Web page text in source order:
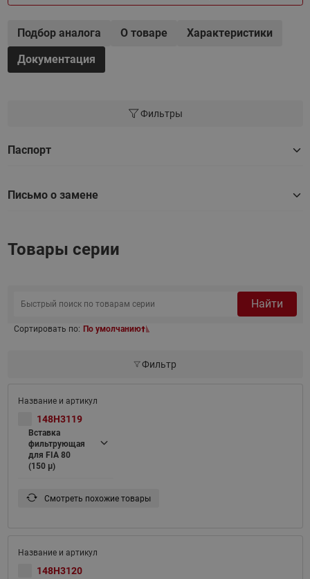
Подбор аналога О товаре
Характеристики
Документация
Фильтры
Паспорт
Письмо о замене
Товары серии
Найти
Сортировать по: По умолчанию
Фильтр
148H3119
Вставка
фильтрующая
для FIA 80
(150 μ)
Смотреть похожие товары
148H3120